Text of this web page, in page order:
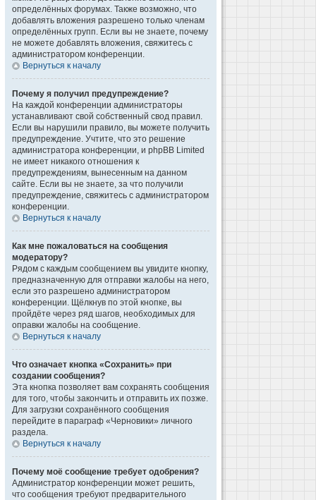
определённых форумах. Также возможно, что
добавлять вложения разрешено только членам
определённых групп. Если вы не знаете, почему
не можете добавлять вложения, свяжитесь с
администратором конференции.
Вернуться к началу
Почему я получил предупреждение?
На каждой конференции администраторы
устанавливают свой собственный свод правил.
Если вы нарушили правило, вы можете получить
предупреждение. Учтите, что это решение
администратора конференции, и phpBB Limited
не имеет никакого отношения к
предупреждениям, вынесенным на данном
сайте. Если вы не знаете, за что получили
предупреждение, свяжитесь с администратором
конференции.
Вернуться к началу
Как мне пожаловаться на сообщения
модератору?
Рядом с каждым сообщением вы увидите кнопку,
предназначенную для отправки жалобы на него,
если это разрешено администратором
конференции. Щёлкнув по этой кнопке, вы
пройдёте через ряд шагов, необходимых для
оправки жалобы на сообщение.
Вернуться к началу
Что означает кнопка «Сохранить» при
создании сообщения?
Эта кнопка позволяет вам сохранять сообщения
для того, чтобы закончить и отправить их позже.
Для загрузки сохранённого сообщения
перейдите в параграф «Черновики» личного
раздела.
Вернуться к началу
Почему моё сообщение требует одобрения?
Администратор конференции может решить,
что сообщения требуют предварительного